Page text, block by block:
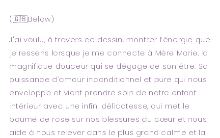
(🇬🇧Below)
J'ai voulu, à travers ce dessin, montrer l’énergie que
je ressens lorsque je me connecte à Mère Marie, la
magnifique douceur qui se dégage de son être. Sa
puissance d'amour inconditionnel et pure qui nous
enveloppe et vient prendre soin de notre enfant
intérieur avec une infini délicatesse, qui met le
baume de rose sur nos blessures du cœur et nous
aide à nous relever dans le plus grand calme et la